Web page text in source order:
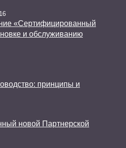
«Сертифицированный
и обслуживанию
принципы и
новой Партнерской